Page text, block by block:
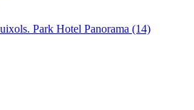
Park Hotel Panorama (14)